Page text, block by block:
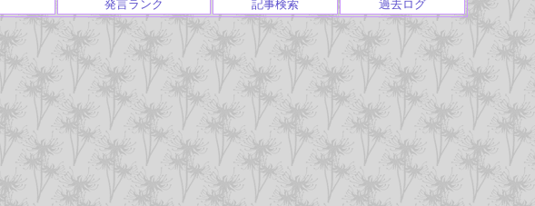
発言ランク 記事検索 過去ログ